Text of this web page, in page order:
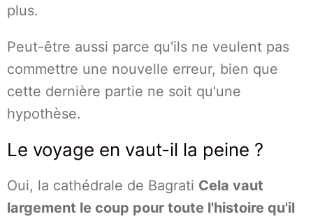
plus.
Peut-être aussi parce qu'ils ne veulent pas
commettre une nouvelle erreur, bien que
cette dernière partie ne soit qu'une
hypothèse.
Le voyage en vaut-il la peine ?
Oui, la cathédrale de Bagrati Cela vaut
largement le coup pour toute l'histoire qu'il